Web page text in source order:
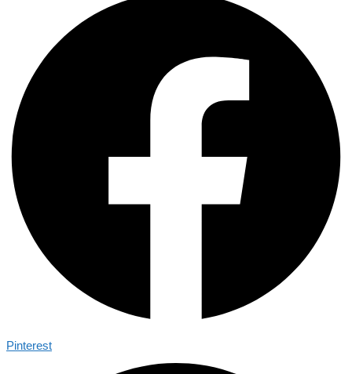
Pinterest